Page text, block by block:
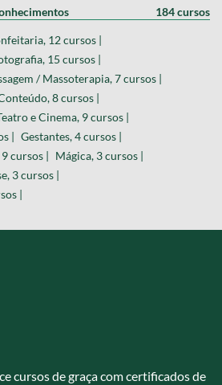
184 cursos
12 cursos |
15 cursos |
/ Massoterapia, 7 cursos |
8 cursos |
e Cinema, 9 cursos |
| Gestantes, 4 cursos |
cursos | Mágica, 3 cursos |
3 cursos |
|
cursos de graça com certificados de